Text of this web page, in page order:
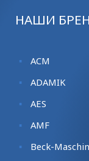
НАШИ
ACM
ADAMIK
AES
AMF
Beck-